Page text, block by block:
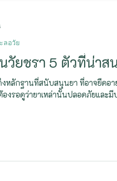
วัยชรา 5 ตัวที่น่าส
งหลักฐานที่สนับสนุนยา ที่อาจยืดอ
องรอดูว่ายาเหล่านั้นปลอดภัยและ
ลอวัย